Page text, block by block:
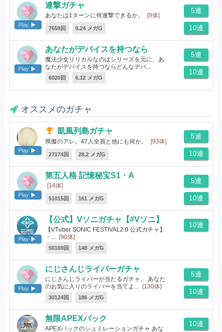
Play
連撃ガチャ
あなたは1ターンに何連撃できるか。 [9体]
7659回 9.24 メガG
5連
10連
Play
あなたがデバイスを持つなら
魔法少女リリカルなのはシリーズを元に、あ
なたがデバイスを持つならどんなデバ...
[10体]
6020回 6.12 メガG
5連
10連
オススメのガチャ
Play
凱風列島ガチャ
県擬のアレ。47人全員と他にも何か。 [93体]
27174回 28.2 メガG
5連
10連
Play
第五人格 記憶秘宝S1・A
[14体]
51015回 161 メガG
5連
10連
Play
【公式】Vソニガチャ【#Vソニ】
【VTuber SONIC FESTIVAL2.0 公式ガチャ】
・...
[90体]
50169回 148 メガG
10連
Play
にじさんじライバーガチャ
にじさんじライバーが当たるガチャ。 あなた
のお気に入りのライバーを当てよ...
[130体]
30124回 186 メガG
5連
10連
無限APEXパック
APEXパックのシュミレーションガチャ あな
10連